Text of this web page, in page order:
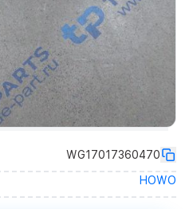
WG17017360470
HOWO